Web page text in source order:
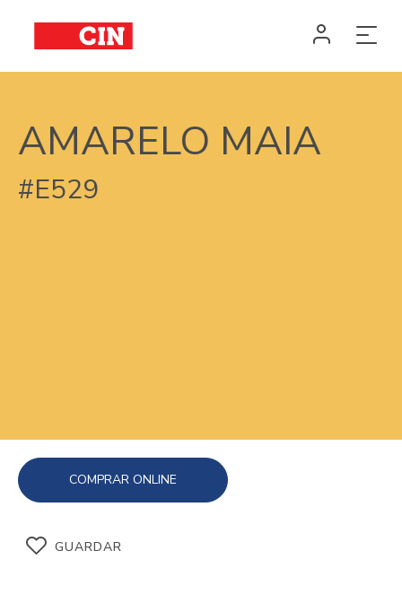
AMARELO MAIA
#E529
COMPRAR ONLINE
GUARDAR